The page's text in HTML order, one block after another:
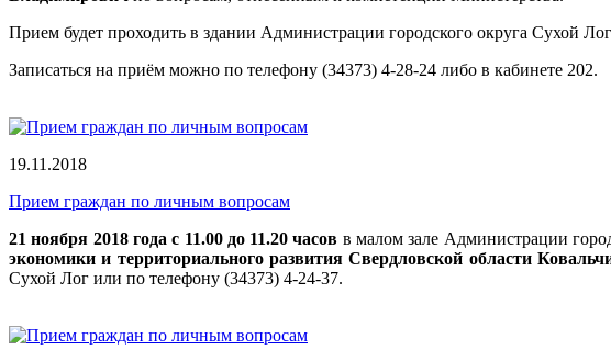
Прием будет проходить в здании Администрации городского округа Сухой
Записаться на приём можно по телефону (34373) 4-28-24 либо в кабинете 202.
19.11.2018
Прием граждан по личным вопросам
21 ноября 2018 года с 11.00 до 11.20 часов в малом зале Администрации
экономики и территориального развития Свердловской области
Сухой Лог или по телефону (34373) 4-24-37.